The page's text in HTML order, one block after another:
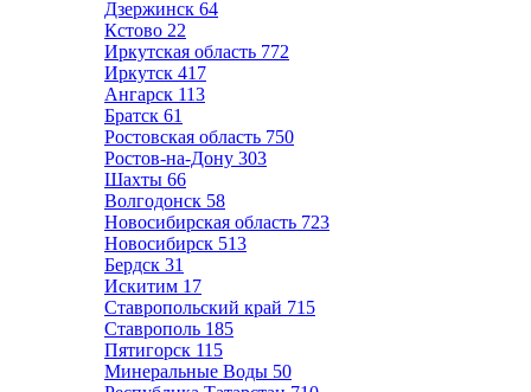
Дзержинск 64
Кстово 22
Иркутская область 772
Иркутск 417
Ангарск 113
Братск 61
Ростовская область 750
Ростов-на-Дону 303
Шахты 66
Волгодонск 58
Новосибирская область 723
Новосибирск 513
Бердск 31
Искитим 17
Ставропольский край 715
Ставрополь 185
Пятигорск 115
Минеральные Воды 50